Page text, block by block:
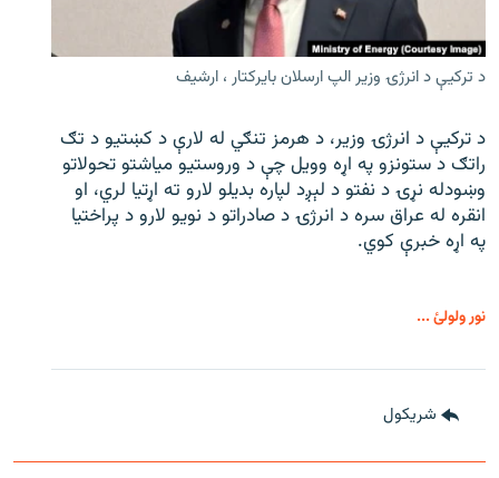
د ترکیې د انرژۍ وزیر الپ ارسلان بایرکتار ، ارشیف
د ترکیې د انرژۍ وزیر، د هرمز تنګي له لارې د کښتیو د تګ
راتګ د ستونزو په اړه وویل چې د وروستیو میاشتو تحولاتو
وښودله نړۍ د نفتو د لېږد لپاره بدیلو لارو ته اړتیا لري، او
انقره له عراق سره د انرژۍ د صادراتو د نویو لارو د پراختیا
په اړه خبرې کوي.
نور ولولئ ...
شريکول